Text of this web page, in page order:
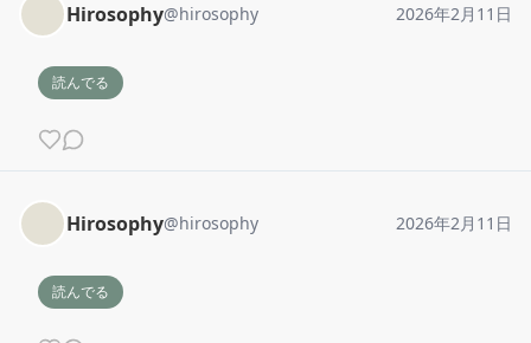
Hirosophy@hirosophy 2026年2月11日
読んでる
Hirosophy@hirosophy 2026年2月11日
読んでる